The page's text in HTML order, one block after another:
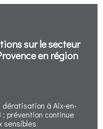
sur le secteur
en région
à Aix-en-
: prévention continue
sensibles